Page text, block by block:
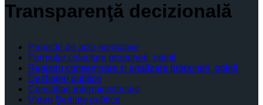
Transparenţă decizională
Proiecte de acte normative
Formular colectare propuneri, opinii
Registru consemnare si analizare propuneri, opinii
Dezbateri publice
Consultari interministeriale
Video Şedinţe publice